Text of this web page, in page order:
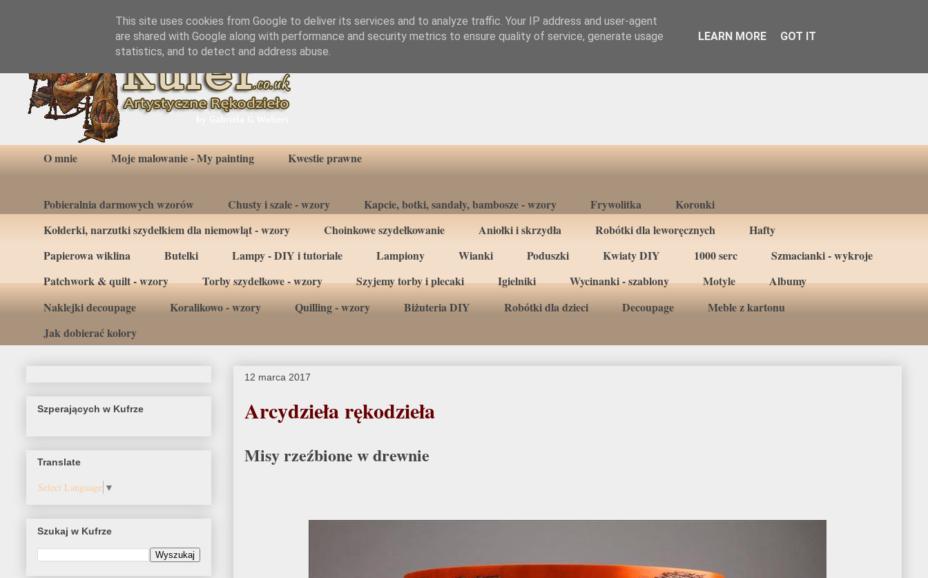
O mnie Moje malowanie - My painting Kwestie prawne
Pobieralnia darmowych wzorów Chusty i szale - wzory Kapcie, botki, sandały, bambosze - wzory Frywolitka
Koronki
Kołderki, narzutki szydełkiem dla niemowląt - wzory
Choinkowe szydełkowanie Aniołki i skrzydła Robótki dla leworęcznych
Hafty
Papierowa wiklina
Butelki Lampy - DIY i tutoriale Lampiony Wianki Poduszki Kwiaty DIY 1000 serc
Szmacianki - wykroje
Patchwork & quilt - wzory
Torby szydełkowe - wzory Szyjemy torby i plecaki Igielniki Wycinanki - szablony Motyle
Albumy
Naklejki decoupage
Koralikowo - wzory Quilling - wzory Biżuteria DIY Robótki dla dzieci Decoupage
Meble z kartonu
Jak dobierać kolory
12 marca 2017
Arcydzieła rękodzieła
Misy rzeźbione w drewnie
Szperających w Kufrze
Translate
Select Language ▼
Szukaj w Kufrze
This site uses cookies from Google to deliver its services and to analyze traffic. Your IP address and user-agent
are shared with Google along with performance and security metrics to ensure quality of service, generate usage
statistics, and to detect and address abuse.
LEARN MORE GOT IT